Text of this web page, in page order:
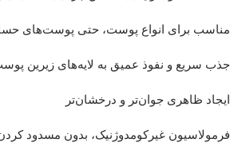
مناسب برای انواع پوست، حتی پوست‌های
جذب سریع و نفوذ عمیق به لایه‌های زیرین
ایجاد ظاهری جوان‌تر و درخشان‌تر
فرمولاسیون غیرکومدوژنیک، بدون مسدود